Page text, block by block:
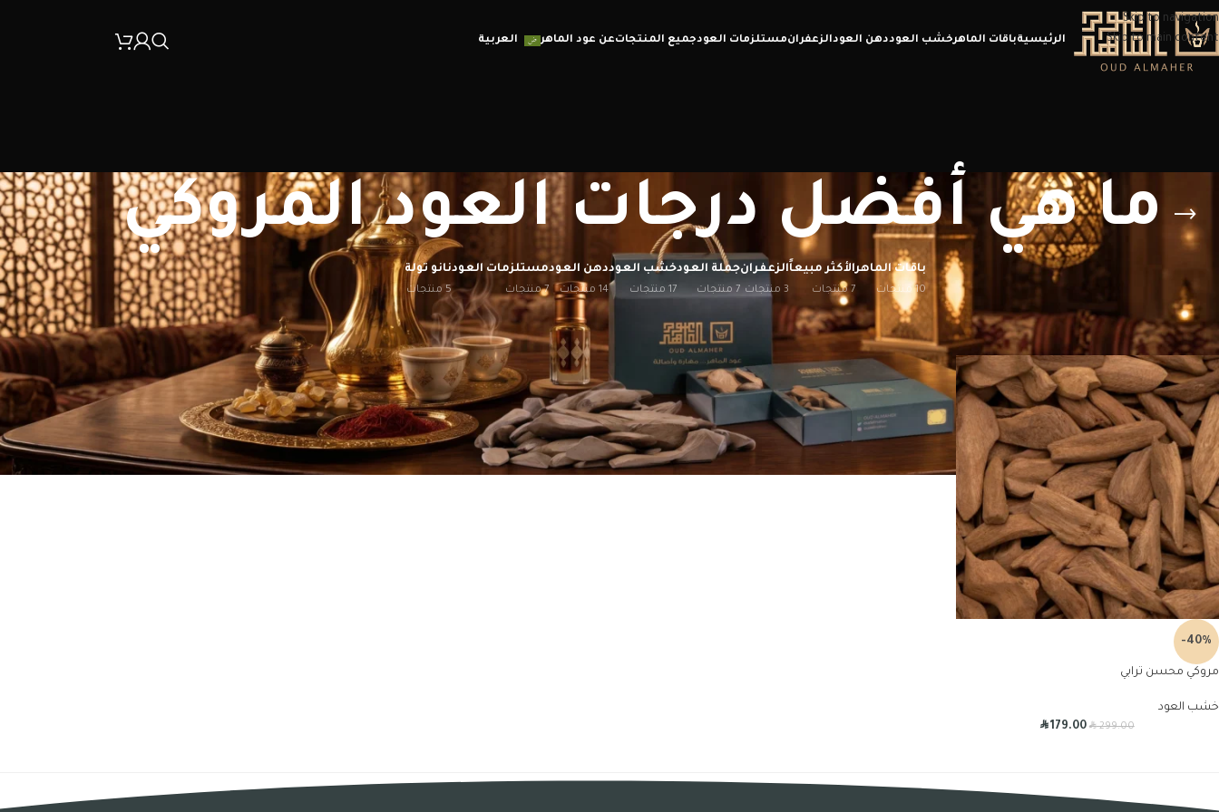
Skip to navigation
Skip to main content
الرئيسيةباقات الماهرخشب العوددهن العودالزعفرانمستلزمات العودجميع المنتجاتعن عود الماهر العربية
ما هي أفضل درجات العود المروكي
باقات الماهر
10 منتجات
الأكثر مبيعاً
7 منتجات
الزعفران
3 منتجات
جملة العود
7 منتجات
خشب العود
17 منتجات
دهن العود
14 منتجات
مستلزمات العود
7 منتجات
نانو تولة
5 منتجات
الرئيسية/ منتجات تحت الوسم “ما هي أفضل درجات العود المروكي” إظهار 12
20
30
-40%
مروكي محسن ترابي
خشب العود
R299.00
R179.00